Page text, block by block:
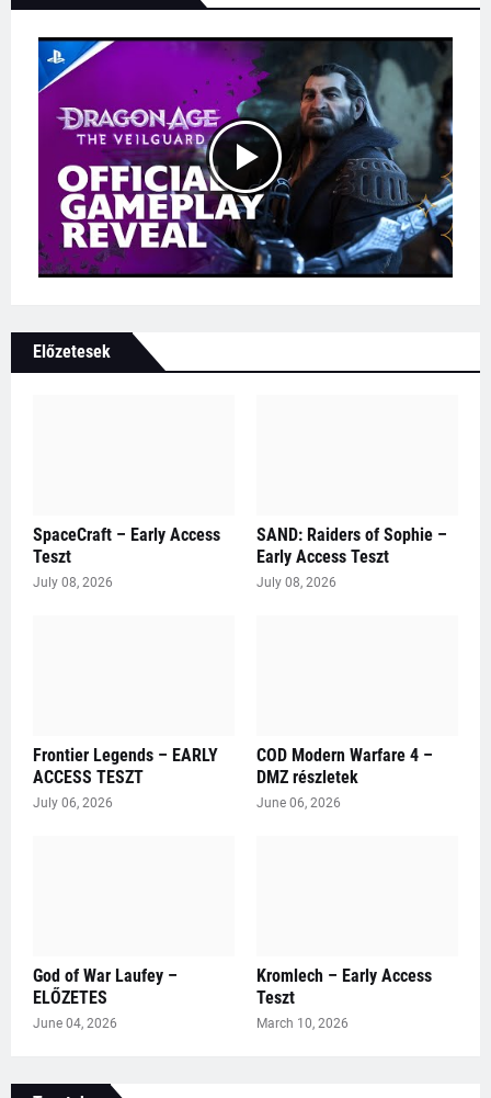
Előzetesek
SpaceCraft – Early Access
Teszt
July 08, 2026
SAND: Raiders of Sophie –
Early Access Teszt
July 08, 2026
Frontier Legends – EARLY
ACCESS TESZT
July 06, 2026
COD Modern Warfare 4 –
DMZ részletek
June 06, 2026
God of War Laufey –
ELŐZETES
June 04, 2026
Kromlech – Early Access
Teszt
March 10, 2026